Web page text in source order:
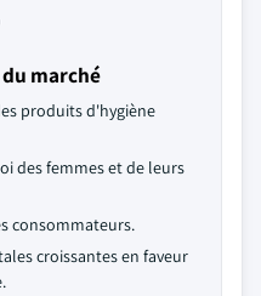
marché
produits d'hygiène
des femmes et de leurs
consommateurs.
croissantes en faveur